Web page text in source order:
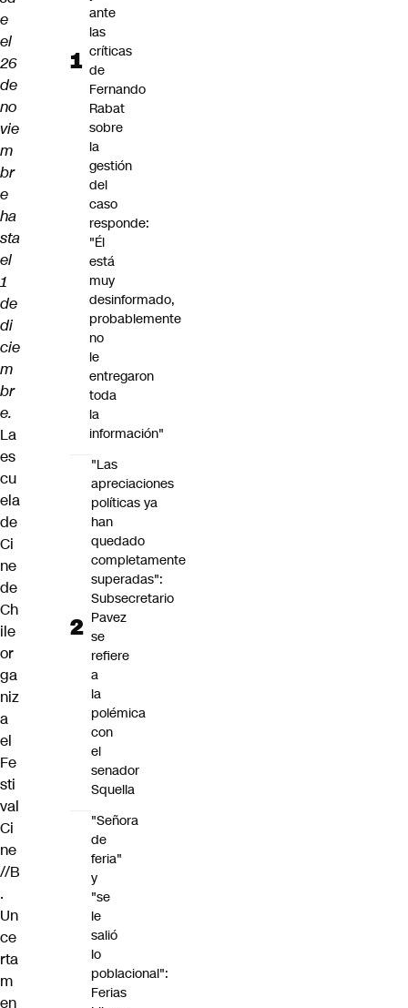
e
el
26
de
no
vie
m
br
e
ha
sta
el
1
de
di
cie
m
br
e.
La
es
cu
ela
de
Ci
ne
de
Ch
ile
or
ga
niz
a
el
Fe
sti
val
Ci
ne
//B
.
Un
ce
rta
m
en
ante
las
críticas
de
Fernando
Rabat
sobre
la
gestión
del
caso
responde:
"Él
está
muy
desinformado,
probablemente
no
le
entregaron
toda
la
información"
"Las
apreciaciones
políticas ya
han
quedado
completamente
superadas":
Subsecretario
Pavez
se
refiere
a
la
polémica
con
el
senador
Squella
"Señora
de
feria"
y
"se
le
salió
lo
poblacional":
Ferias